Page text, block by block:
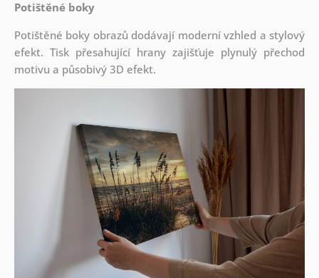
Potištěné boky
Potištěné boky obrazů dodávají moderní vzhled a stylový
efekt. Tisk přesahující hrany zajišťuje plynulý přechod
motivu a působivý 3D efekt.